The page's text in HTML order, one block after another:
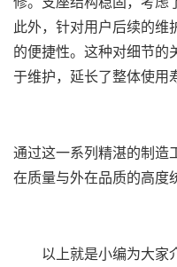
此外，针对用户后续的维
的便捷性。这种对细节的
于维护，延长了整体使用
通过这一系列精湛的制造
在质量与外在品质的高度
以上就是小编为大家